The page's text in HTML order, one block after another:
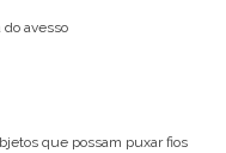
avesso
que possam puxar fios